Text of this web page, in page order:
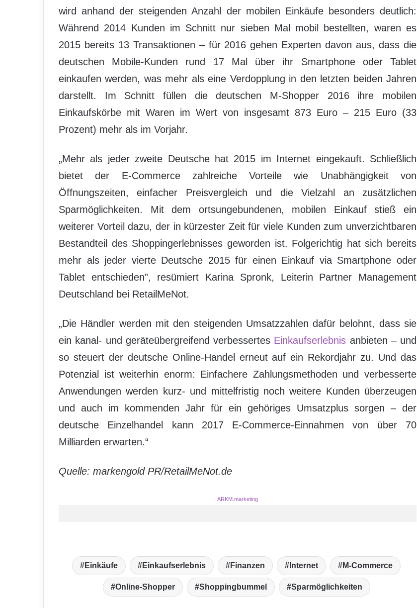
wird anhand der steigenden Anzahl der mobilen Einkäufe besonders deutlich:
Während 2014 Kunden im Schnitt nur sieben Mal mobil bestellten, waren es
2015 bereits 13 Transaktionen – für 2016 gehen Experten davon aus, dass die
deutschen Mobile-Kunden rund 17 Mal über ihr Smartphone oder Tablet
einkaufen werden, was mehr als eine Verdopplung in den letzten beiden Jahren
darstellt. Im Schnitt füllen die deutschen M-Shopper 2016 ihre mobilen
Einkaufskörbe mit Waren im Wert von insgesamt 873 Euro – 215 Euro (33
Prozent) mehr als im Vorjahr.
„Mehr als jeder zweite Deutsche hat 2015 im Internet eingekauft. Schließlich
bietet der E-Commerce zahlreiche Vorteile wie Unabhängigkeit von
Öffnungszeiten, einfacher Preisvergleich und die Vielzahl an zusätzlichen
Sparmöglichkeiten. Mit dem ortsungebundenen, mobilen Einkauf stieß ein
weiterer Vorteil dazu, der in kürzester Zeit für viele Kunden zum unverzichtbaren
Bestandteil des Shoppingerlebnisses geworden ist. Folgerichtig hat sich bereits
mehr als jeder vierte Deutsche 2015 für einen Einkauf via Smartphone oder
Tablet entschieden”, resümiert Karina Spronk, Leiterin Partner Management
Deutschland bei RetailMeNot.
„Die Händler werden mit den steigenden Umsatzzahlen dafür belohnt, dass sie
ein kanal- und geräteübergreifend verbessertes Einkaufserlebnis anbieten – und
so steuert der deutsche Online-Handel erneut auf ein Rekordjahr zu. Und das
Potenzial ist weiterhin enorm: Einfachere Zahlungsmethoden und verbesserte
Anwendungen werden kurz- und mittelfristig noch weitere Kunden überzeugen
und auch im kommenden Jahr für ein gehöriges Umsatzplus sorgen – der
deutsche Einzelhandel kann 2017 E-Commerce-Einnahmen von über 70
Milliarden erwarten.“
Quelle: markengold PR/RetailMeNot.de
ARKM.marketing
Einkäufe Einkaufserlebnis Finanzen Internet M-Commerce
Online-Shopper Shoppingbummel Sparmöglichkeiten